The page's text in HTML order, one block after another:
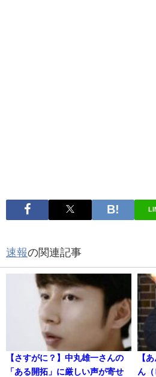
速報の関連記事
【さすがに？】中丸雄一さんの
「ある開拓」に厳しい声が寄せ
【
ん